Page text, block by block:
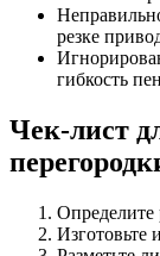
резке
гибкость
Чек-лист
Определите
Изготовьте